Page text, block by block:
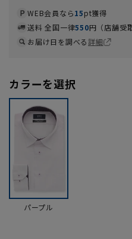
WEB会員なら15pt獲得
送料 全国一律550円（店舗受
お届け日を調べる詳細
カラーを選択
パープル